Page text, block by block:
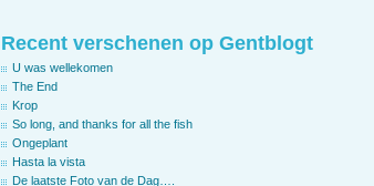
Recent verschenen op Gentblogt
U was wellekomen
The End
Krop
So long, and thanks for all the fish
Ongeplant
Hasta la vista
De laatste Foto van de Dag….